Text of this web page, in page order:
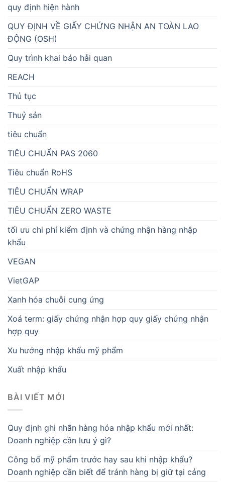
quy định hiện hành
QUY ĐỊNH VỀ GIẤY CHỨNG NHẬN AN TOÀN LAO
ĐỘNG (OSH)
Quy trình khai báo hải quan
REACH
Thủ tục
Thuỷ sản
tiêu chuẩn
TIÊU CHUẨN PAS 2060
Tiêu chuẩn RoHS
TIÊU CHUẨN WRAP
TIÊU CHUẨN ZERO WASTE
tối ưu chi phí kiểm định và chứng nhận hàng nhập
khẩu
VEGAN
VietGAP
Xanh hóa chuỗi cung ứng
Xoá term: giấy chứng nhận hợp quy giấy chứng nhận
hợp quy
Xu hướng nhập khẩu mỹ phẩm
Xuất nhập khẩu
BÀI VIẾT MỚI
Quy định ghi nhãn hàng hóa nhập khẩu mới nhất:
Doanh nghiệp cần lưu ý gì?
Công bố mỹ phẩm trước hay sau khi nhập khẩu?
Doanh nghiệp cần biết để tránh hàng bị giữ tại cảng